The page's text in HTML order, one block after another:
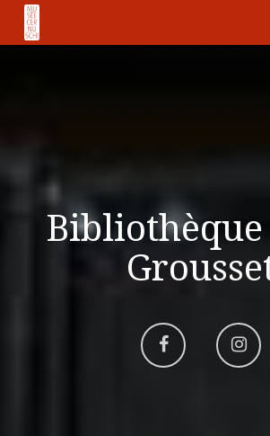
Bibliothèque
Aller